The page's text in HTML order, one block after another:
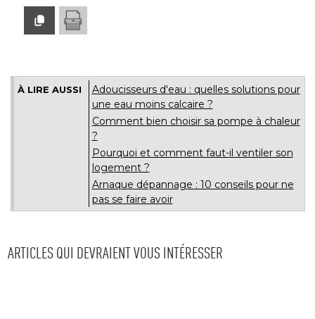
À LIRE AUSSI
Adoucisseurs d'eau : quelles solutions pour
une eau moins calcaire ?
Comment bien choisir sa pompe à chaleur
?
Pourquoi et comment faut-il ventiler son
logement ?
Arnaque dépannage : 10 conseils pour ne
pas se faire avoir
ARTICLES QUI DEVRAIENT VOUS INTÉRESSER